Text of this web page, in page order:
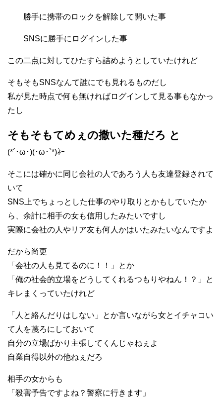
勝手に携帯のロックを解除して開いた事
SNSに勝手にログインした事
この二点に対してひたすら詰めようとしていたけれど
そもそもSNSなんて誰にでも見れるものだし
私が見た時点で何も無ければログインして見る事もなかっ
たし
そもそもてめぇの撒いた種だろ と
(*´･ω･)(･ω･`*)ﾈｰ
そこには確かに同じ会社の人であろう人も友達登録されて
いて
SNS上でちょっとした仕事のやり取りとかもしていたか
ら、余計に相手の女も信用したみたいですし
実際に会社の人やリア友も何人かはいたみたいなんですよ
だから尚更
「会社の人も見てるのに！！」とか
「俺の社会的立場をどうしてくれるつもりやねん！？」と
キレまくっていたけれど
「人と絡んだりはしない」とか言いながら女とイチャコい
て人を蔑ろにしておいて
自分の立場ばかり主張してくんじゃねぇよ
自業自得以外の他ねぇだろ
相手の女からも
「殺害予告ですよね？警察に行きます」